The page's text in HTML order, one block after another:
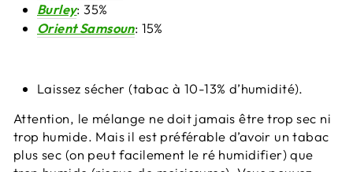
Burley: 35%
Orient Samsoun: 15%
Laissez sécher (tabac à 10-13% d’humidité).
Attention, le mélange ne doit jamais être trop sec ni
trop humide. Mais il est préférable d’avoir un tabac
plus sec (on peut facilement le ré humidifier) que